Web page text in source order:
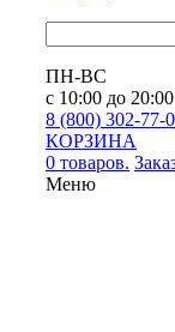
ПН-ВС
с 10:00 до 20:00
8 (800) 302-77-
КОРЗИНА
0 товаров.
Меню